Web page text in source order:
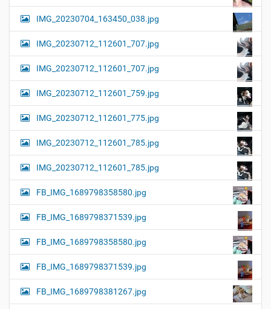
IMG_20230704_163450_038.jpg
IMG_20230712_112601_707.jpg
IMG_20230712_112601_707.jpg
IMG_20230712_112601_759.jpg
IMG_20230712_112601_775.jpg
IMG_20230712_112601_785.jpg
IMG_20230712_112601_785.jpg
FB_IMG_1689798358580.jpg
FB_IMG_1689798371539.jpg
FB_IMG_1689798358580.jpg
FB_IMG_1689798371539.jpg
FB_IMG_1689798381267.jpg